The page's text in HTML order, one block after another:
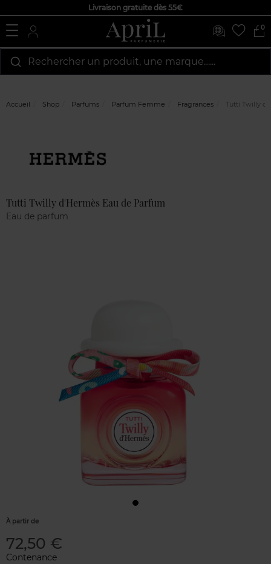
Livraison gratuite dès 55€
0
Rechercher un produit, une marque…...
Accueil Shop Parfums Parfum Femme Fragrances Tutti Twilly
Tutti Twilly d'Hermès Eau de Parfum
Eau de parfum
À partir de
72,50 €
Contenance